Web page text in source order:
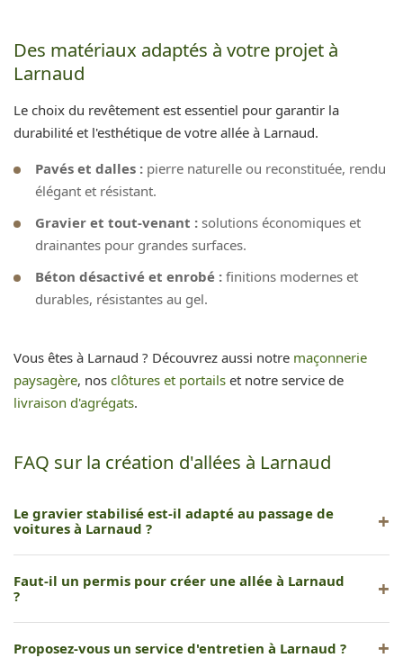
Des matériaux adaptés à votre projet à
Larnaud
Le choix du revêtement est essentiel pour garantir la
durabilité et l'esthétique de votre allée à Larnaud.
Pavés et dalles : pierre naturelle ou reconstituée, rendu
élégant et résistant.
Gravier et tout-venant : solutions économiques et
drainantes pour grandes surfaces.
Béton désactivé et enrobé : finitions modernes et
durables, résistantes au gel.
Vous êtes à Larnaud ? Découvrez aussi notre maçonnerie
paysagère, nos clôtures et portails et notre service de
livraison d'agrégats.
FAQ sur la création d'allées à Larnaud
Le gravier stabilisé est-il adapté au passage de
voitures à Larnaud ?
supporte le passage de véhicules tout en restant esthétique.
Faut-il un permis pour créer une allée à Larnaud
?
requise si vous modifiez l'aspect extérieur visible depuis la
Proposez-vous un service d'entretien à Larnaud ?